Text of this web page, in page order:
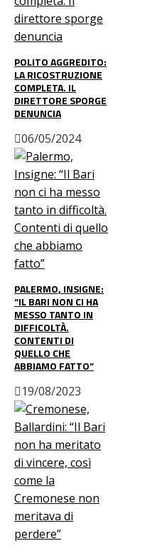
POLITO AGGREDITO:
LA RICOSTRUZIONE
COMPLETA. IL
DIRETTORE SPORGE
DENUNCIA
06/05/2024
PALERMO, INSIGNE:
“IL BARI NON CI HA
MESSO TANTO IN
DIFFICOLTÀ.
CONTENTI DI
QUELLO CHE
ABBIAMO FATTO”
19/08/2023